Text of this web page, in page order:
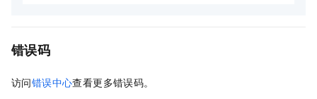
错误码
访问错误中心查看更多错误码。